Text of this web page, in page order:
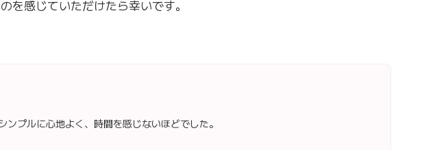
を感じていただけたら幸いです。
プルに心地よく、時間を感じないほどでした。